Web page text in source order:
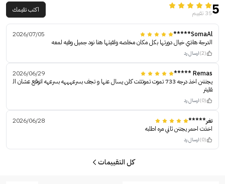
535 تقييم اكتب تقيمك
SomaAl*****
2026/07/05
الدرجة هاذي خيال دورتها بكل مكان مخلصه ولقيتها هنا نود جميل وفيه لمعه
(2) ارسال رد
Remas *****
2026/06/29
يجنننن اخذ درجه 733 تموت تموتتتت كلن يسال عنها و تجف بسرعهههه بسرعهه اتوقع عشان ال
قليتر
(0) ارسال رد
تغر*****
2026/06/28
اخذت احمر يجننن ثاني مره اطلبه
(0) ارسال رد
كل التقييمات